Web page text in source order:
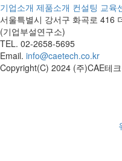
기업소개 제품소개 컨설팅 교육
서울특별시 강서구 화곡로 416
(기업부설연구소)
TEL. 02-2658-5695
Email. info@caetech.co.kr
Copyright(C) 2024 (주)CAE테